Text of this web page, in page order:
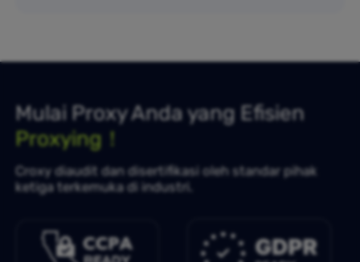
Mulai Proxy Anda yang Efisien
Proxying！
Croxy diaudit dan disertifikasi oleh standar pihak
ketiga terkemuka di industri.